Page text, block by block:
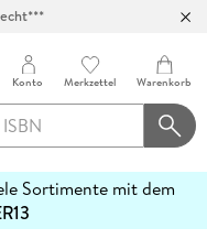
Konto Merkzettel Warenkorb
Sortimente mit dem